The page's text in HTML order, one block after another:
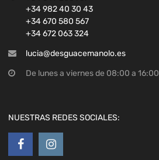
+34 982 40 30 43
+34 670 580 567
+34 672 063 324
lucia@desguacemanolo.es
De lunes a viernes de 08:00 a 16:00
NUESTRAS REDES SOCIALES: